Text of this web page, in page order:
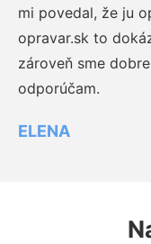
mi povedal, že ju
opravar.sk to
zároveň sme
odporúčam.
ELENA